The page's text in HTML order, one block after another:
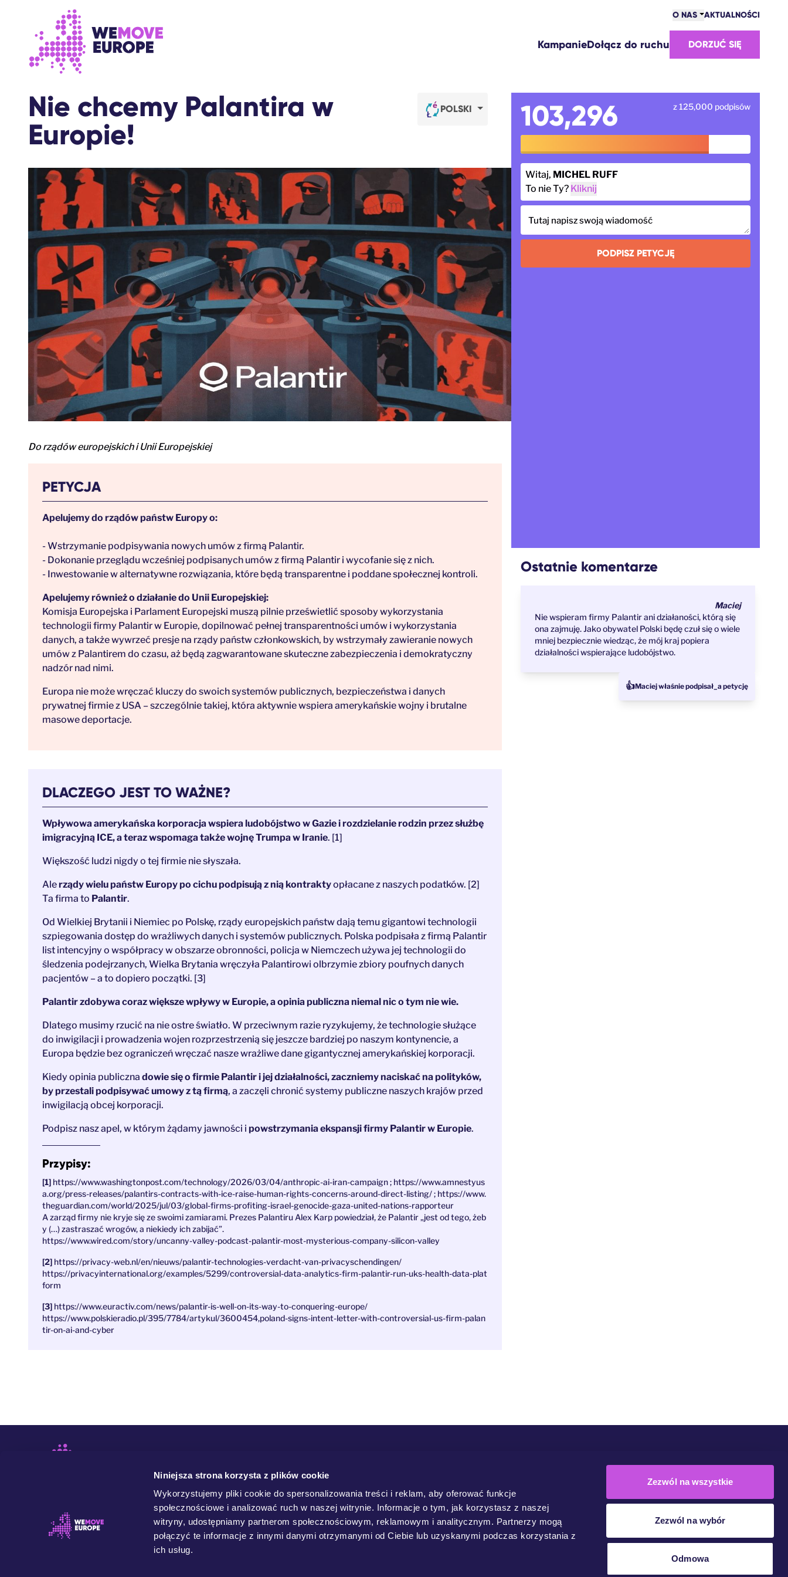
Niniejsza strona korzysta z plików cookie
Wykorzystujemy pliki cookie do spersonalizowania treści i reklam, aby oferować funkcje
społecznościowe i analizować ruch w naszej witrynie. Informacje o tym, jak korzystasz z naszej
witryny, udostępniamy partnerom społecznościowym, reklamowym i analitycznym. Partnerzy mogą
połączyć te informacje z innymi danymi otrzymanymi od Ciebie lub uzyskanymi podczas korzystania z
ich usług.
Zezwól na wszystkie
Zezwól na wybór
Odmowa
O NAS
ZWYCIĘSTWA
SKĄD MAMY FUNDUSZE
KONTAKT
AKTUALNOŚCI
KampanieDołącz do ruchu DORZUĆ SIĘ
POLSKI
Nie chcemy Palantira w
Europie!
Do rządów europejskich i Unii Europejskiej
PETYCJA
Apelujemy do rządów państw Europy o:
- Wstrzymanie podpisywania nowych umów z firmą Palantir.
- Dokonanie przeglądu wcześniej podpisanych umów z firmą Palantir i wycofanie się z nich.
- Inwestowanie w alternatywne rozwiązania, które będą transparentne i poddane społecznej kontroli.
Apelujemy również o działanie do Unii Europejskiej:
Komisja Europejska i Parlament Europejski muszą pilnie prześwietlić sposoby wykorzystania
technologii firmy Palantir w Europie, dopilnować pełnej transparentności umów i wykorzystania
danych, a także wywrzeć presje na rządy państw członkowskich, by wstrzymały zawieranie nowych
umów z Palantirem do czasu, aż będą zagwarantowane skuteczne zabezpieczenia i demokratyczny
nadzór nad nimi.
Europa nie może wręczać kluczy do swoich systemów publicznych, bezpieczeństwa i danych
prywatnej firmie z USA – szczególnie takiej, która aktywnie wspiera amerykańskie wojny i brutalne
masowe deportacje.
DLACZEGO JEST TO WAŻNE?
Wpływowa amerykańska korporacja wspiera ludobójstwo w Gazie i rozdzielanie rodzin przez służbę
imigracyjną ICE, a teraz wspomaga także wojnę Trumpa w Iranie. [1]
Większość ludzi nigdy o tej firmie nie słyszała.
Alerządy wielu państw Europy po cichu podpisują z nią kontraktyopłacane z naszych podatków. [2]
Ta firma to Palantir.
Od Wielkiej Brytanii i Niemiec po Polskę, rządy europejskich państw dają temu gigantowi technologii
szpiegowania dostęp do wrażliwych danych i systemów publicznych. Polska podpisała z firmą Palantir
list intencyjny o współpracy w obszarze obronności, policja w Niemczech używa jej technologii do
śledzenia podejrzanych, Wielka Brytania wręczyła Palantirowi olbrzymie zbiory poufnych danych
pacjentów – a to dopiero początki. [3]
Palantir zdobywa coraz większe wpływy w Europie, a opinia publiczna niemal nic o tym nie wie.
Dlatego musimy rzucić na nie ostre światło. W przeciwnym razie ryzykujemy, że technologie służące
do inwigilacji i prowadzenia wojen rozprzestrzenią się jeszcze bardziej po naszym kontynencie, a
Europa będzie bez ograniczeń wręczać nasze wrażliwe dane gigantycznej amerykańskiej korporacji.
Kiedy opinia publiczna dowie się o firmie Palantir i jej działalności, zaczniemy naciskać na polityków,
by przestali podpisywać umowy z tą firmą, a zaczęli chronić systemy publiczne naszych krajów przed
inwigilacją obcej korporacji.
Podpisz nasz apel, w którym żądamy jawności i powstrzymania ekspansji firmy Palantir w Europie.
Przypisy:
https://www.washingtonpost.com/technology/2026/03/04/anthropic-ai-iran-campaign ; https://www.amnestyus
a.org/press-releases/palantirs-contracts-with-ice-raise-human-rights-concerns-around-direct-listing/ ; https://www.
theguardian.com/world/2025/jul/03/global-firms-profiting-israel-genocide-gaza-united-nations-rapporteur
A zarząd firmy nie kryje się ze swoimi zamiarami. Prezes Palantiru Alex Karp powiedział, że Palantir „jest od tego, żeb
y (…) zastraszać wrogów, a niekiedy ich zabijać”.
https://www.wired.com/story/uncanny-valley-podcast-palantir-most-mysterious-company-silicon-valley
https://privacy-web.nl/en/nieuws/palantir-technologies-verdacht-van-privacyschendingen/
https://privacyinternational.org/examples/5299/controversial-data-analytics-firm-palantir-run-uks-health-data-plat
form
https://www.euractiv.com/news/palantir-is-well-on-its-way-to-conquering-europe/
https://www.polskieradio.pl/395/7784/artykul/3600454,poland-signs-intent-letter-with-controversial-us-firm-palan
tir-on-ai-and-cyber
103,296 z 125,000 podpisów
Witaj, MICHEL RUFF
To nie Ty? Kliknij
Tutaj napisz swoją wiadomość
PODPISZ PETYCJĘ
Ostatnie komentarze
Maciej
Nie wspieram firmy Palantir ani działaności, którą się
ona zajmuję. Jako obywatel Polski będę czuł się o wiele
mniej bezpiecznie wiedząc, że mój kraj popiera
działalności wspierające ludobójstwo.
👍Maciej właśnie podpisał_a petycję
WeMove Europe to ruch społeczny łączący ludzi z